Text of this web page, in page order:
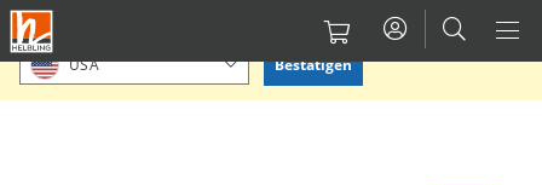
Direkt
zum
Inhalt
Bitte Standort bestätigen oder einen anderen auswählen.
USA Bestätigen